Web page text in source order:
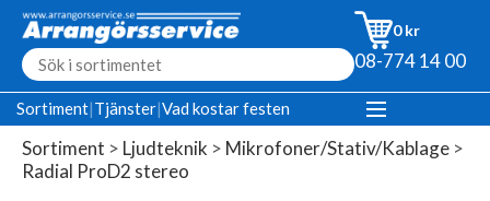
0 kr
08-774 14 00
Sortiment|Tjänster|Vad kostar festen
Sortiment > Ljudteknik > Mikrofoner/Stativ/Kablage >
Radial ProD2 stereo